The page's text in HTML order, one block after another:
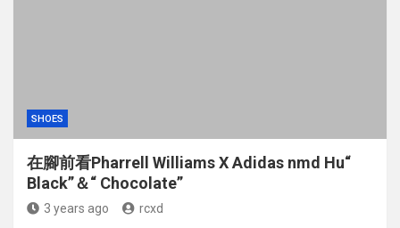
SHOES
在腳前看Pharrell Williams X Adidas nmd Hu“
Black”＆“ Chocolate”
3 years ago rcxd